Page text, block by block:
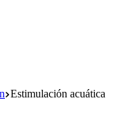
Estimulación acuática